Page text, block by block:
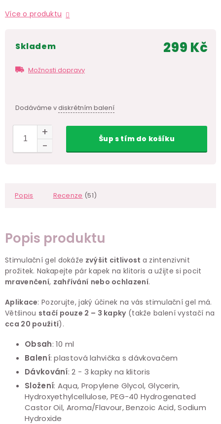
Více o produktu
skladem
Možnosti dopravy
Dodáváme vdiskrétním balení
299 Kč
Šups tímdo košíku
Popis Recenze (51)
Popis produktu
Stimulační gel dokáže zvýšit citlivost a zintenzivnit
prožitek. Nakapejte pár kapek na klitoris a užijte si pocit
mravenčení, zahřívání nebo ochlazení.
Aplikace: Pozorujte, jaký účinek na vás stimulační gel má.
Většinou stačí pouze 2 – 3 kapky(takže balení vystačí na
cca 20 použití).
Obsah: 10 ml
Balení: plastová lahvička s dávkovačem
Dávkování: 2 - 3 kapky na klitoris
Složení: Aqua, Propylene Glycol, Glycerin,
Hydroxyethylcellulose, PEG-40 Hydrogenated
Castor Oil, Aroma/Flavour, Benzoic Acid, Sodium
Hydroxide